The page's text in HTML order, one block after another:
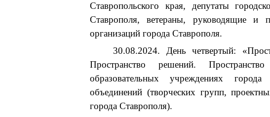
Ставропольского края, депутаты
Ставрополя, ветераны, руководящие и
организаций города Ставрополя.
30.08.2024. День четвертый:
Пространство решений.
образовательных учреждениях
объединений (творческих групп,
города Ставрополя).